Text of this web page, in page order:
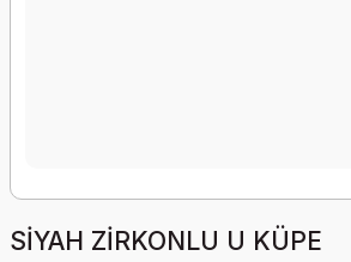
SİYAH ZİRKONLU U KÜPE